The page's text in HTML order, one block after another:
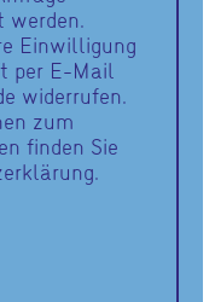
werden.
Einwilligung
per E-Mail
widerrufen.
zum
finden Sie